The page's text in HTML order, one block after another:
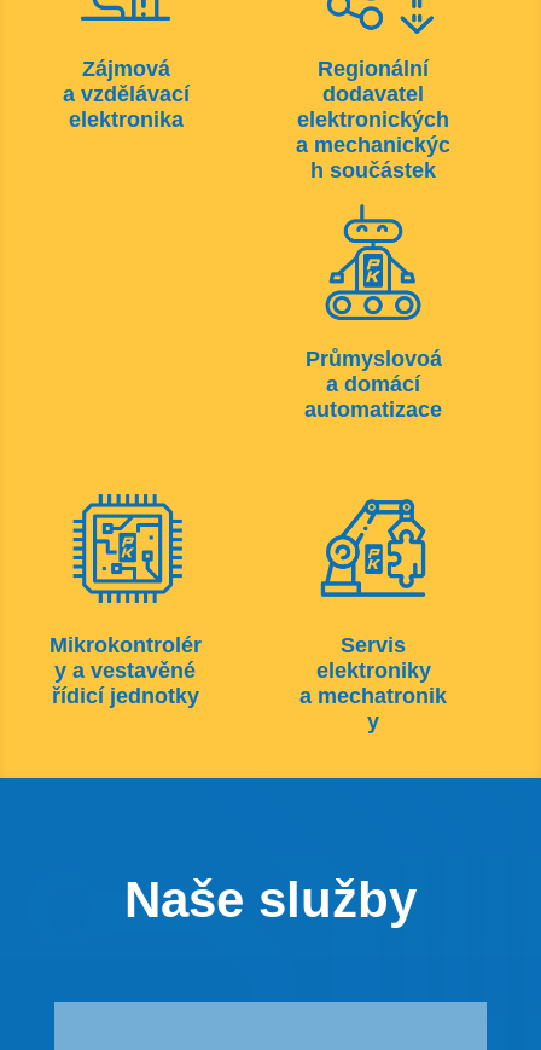
Zájmová
a vzdělávací
elektronika
Regionální
dodavatel
elektronických
a mechanickýc
h součástek
Průmyslovoá
a domácí
automatizace
Mikrokontrolér
y a vestavěné
řídicí jednotky
Servis
elektroniky
a mechatronik
y
Naše služby